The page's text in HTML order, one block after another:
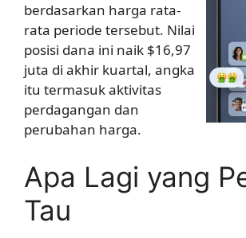
berdasarkan harga rata-
rata periode tersebut. Nilai
posisi dana ini naik $16,97
juta di akhir kuartal, angka
itu termasuk aktivitas
perdagangan dan
perubahan harga.
Apa Lagi yang
Tau